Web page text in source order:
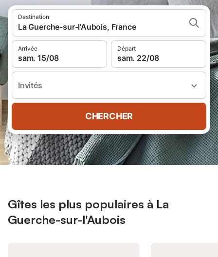
Destination
La Guerche-sur-l'Aubois, France
Arrivée
sam. 15/08
Départ
sam. 22/08
Invités
CHERCHER
Gîtes les plus populaires à La
Guerche-sur-l'Aubois